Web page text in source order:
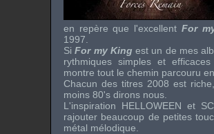
en repère que l'excellent For
1997.
SiFor my Kingest un de mes
rythmiques simples et
montre tout le chemin parcouru
Chacun des titres 2008 est
moins 80's dirons nous.
L'inspiration HELLOWEEN et
rajouter beaucoup de petites
métal mélodique.